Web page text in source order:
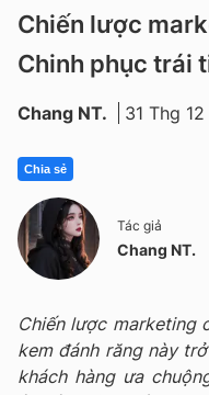
Chiến lược
Chinh phục trái
Chang NT. 31 Thg 12
Chia sẻ
Tác giả
Chang NT.
Chiến lược marketing
kem đánh răng này
khách hàng ưa